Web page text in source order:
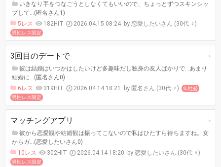
いきなり手をつなごうとしなくてもいいので、ちょっとずつスキンシッ
プして…(匿名さん1)
5レス
182HIT 2026.04.15 08:24 恋愛したいさん (30代 ♀)
男性レス限定
3回目のデートで
彼は結婚はいつかはしたいけど多趣味だし独身の友人ばかりで…あまり
結婚に…(匿名さん0)
6レス
319HIT 2026.04.14 18:21 匿名さん (30代 ♀)
年性必
男性レス限定
マッチングアプリ
彼から恋愛観や結婚観は振ってこないので私はひたすら待ちますね。女
からガ…(恋愛したいさん0)
10レス
302HIT 2026.04.14 18:20 恋愛したいさん (30代 ♀)
男性レス限定